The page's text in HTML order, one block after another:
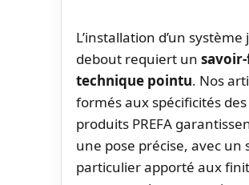
L’installation d’un système
debout requiert un
technique pointu. Nos
formés aux spécificités des
produits PREFA
une pose précise, avec un
particulier apporté aux